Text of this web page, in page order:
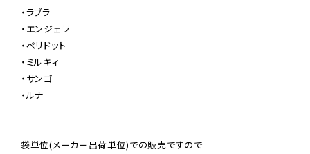
・ラブラ
・エンジェラ
・ペリドット
・ミルキィ
・サンゴ
・ルナ
袋単位(メーカー出荷単位)での販売ですので